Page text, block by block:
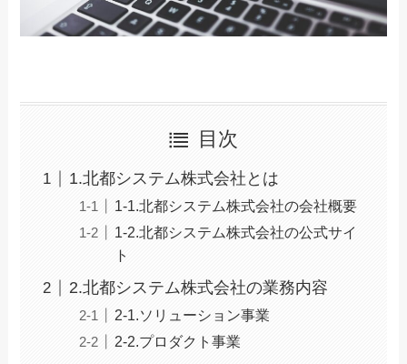
目次
1.北都システム株式会社とは
1-1.北都システム株式会社の会社概要
1-2.北都システム株式会社の公式サイ
ト
2.北都システム株式会社の業務内容
2-1.ソリューション事業
2-2.プロダクト事業